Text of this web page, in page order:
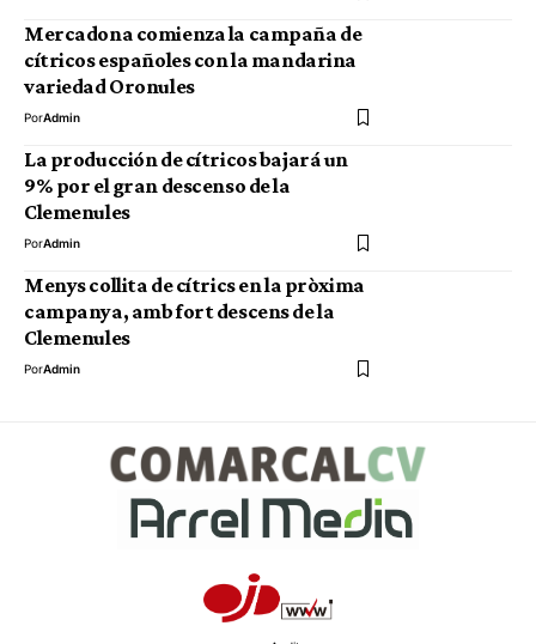
Mercadona comienza la campaña de
cítricos españoles con la mandarina
variedad Oronules
PorAdmin
La producción de cítricos bajará un
9% por el gran descenso de la
Clemenules
PorAdmin
Menys collita de cítrics en la pròxima
campanya, amb fort descens de la
Clemenules
PorAdmin